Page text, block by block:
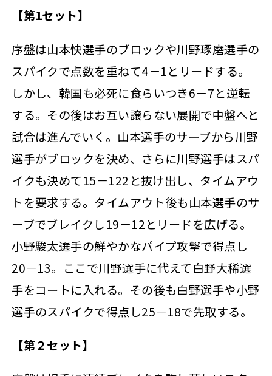
【第1セット】
序盤は山本快選手のブロックや川野琢磨選手の
スパイクで点数を重ねて4－1とリードする。
しかし、韓国も必死に食らいつき6－7と逆転
する。その後はお互い譲らない展開で中盤へと
試合は進んでいく。山本選手のサーブから川野
選手がブロックを決め、さらに川野選手はスパ
イクも決めて15－122と抜け出し、タイムアウ
トを要求する。タイムアウト後も山本選手のサ
ーブでブレイクし19－12とリードを広げる。
小野駿太選手の鮮やかなパイプ攻撃で得点し
20－13。ここで川野選手に代えて白野大稀選
手をコートに入れる。その後も白野選手や小野
選手のスパイクで得点し25－18で先取する。
【第２セット】